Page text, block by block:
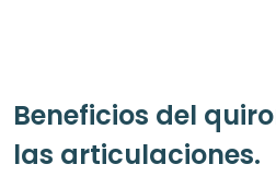
Beneficios del
las articulaciones.